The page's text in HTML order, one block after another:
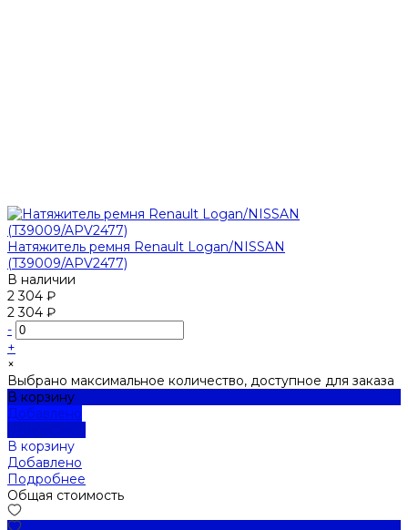
Натяжитель ремня Renault Logan/NISSAN
(T39009/APV2477)
В наличии
2 304 ₽
2 304 ₽
-
+
×
Выбрано максимальное количество, доступное для заказа
В корзину
Добавлено
В корзину
Добавлено
Подробнее
Общая стоимость